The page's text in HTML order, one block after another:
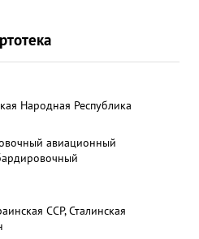
Народная Республика
авиационный
ССР, Сталинская